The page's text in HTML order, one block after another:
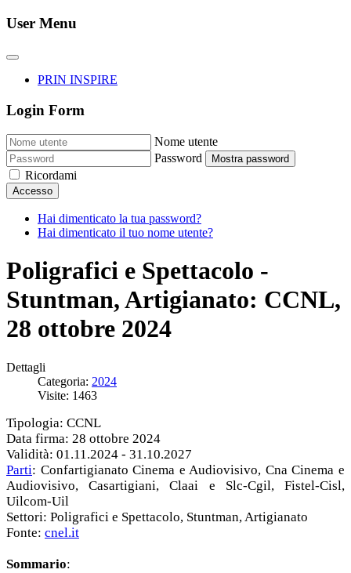
User Menu
PRIN INSPIRE
Login Form
Nome utente
Password
Mostra password
Ricordami
Accesso
Hai dimenticato la tua password?
Hai dimenticato il tuo nome utente?
Poligrafici e Spettacolo -
Stuntman, Artigianato: CCNL,
28 ottobre 2024
Dettagli
Categoria: 2024
Visite: 1463
Tipologia: CCNL
Data firma: 28 ottobre 2024
Validità: 01.11.2024 - 31.10.2027
Parti: Confartigianato Cinema e Audiovisivo, Cna Cinema e
Audiovisivo, Casartigiani, Claai e Slc-Cgil, Fistel-Cisl,
Uilcom-Uil
Settori: Poligrafici e Spettacolo, Stuntman, Artigianato
Fonte: cnel.it
Sommario: